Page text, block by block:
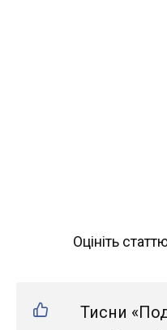
Оцініть
Тисни